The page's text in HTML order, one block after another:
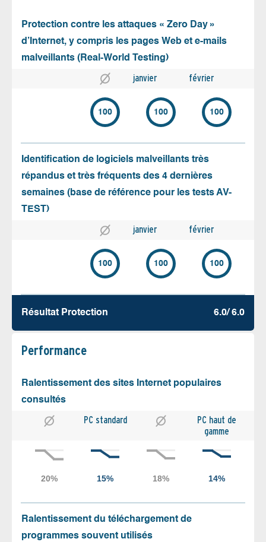
Protection contre les attaques « Zero Day »
d’Internet, y compris les pages Web et e-mails
malveillants (Real-World Testing)
janvier février
100 100 100
Identification de logiciels malveillants très
répandus et très fréquents des 4 dernières
semaines (base de référence pour les tests AV-
TEST)
janvier février
100 100 100
Résultat Protection 6.0/ 6.0
Performance
Ralentissement des sites Internet populaires
consultés
PC standard
PC haut de
gamme
Ralentissement du téléchargement de
programmes souvent utilisés